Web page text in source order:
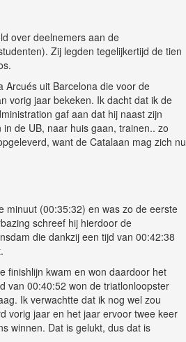
over deelnemers aan de
Zij legden tegelijkertijd de tien
Arcués uit Barcelona die voor de
vorig jaar bekeken. Ik dacht dat ik de
gaf aan dat hij naast zijn
de UB, naar huis gaan, trainen.. zo
want de Catalaan mag zich nu
minuut (00:35:32) en was zo de eerste
schreef hij hierdoor de
die dankzij een tijd van 00:42:38
finishlijn kwam en won daardoor het
van 00:40:52 won de triatlonloopster
Ik verwachtte dat ik nog wel zou
vorig jaar en het jaar ervoor twee keer
winnen. Dat is gelukt, dus dat is